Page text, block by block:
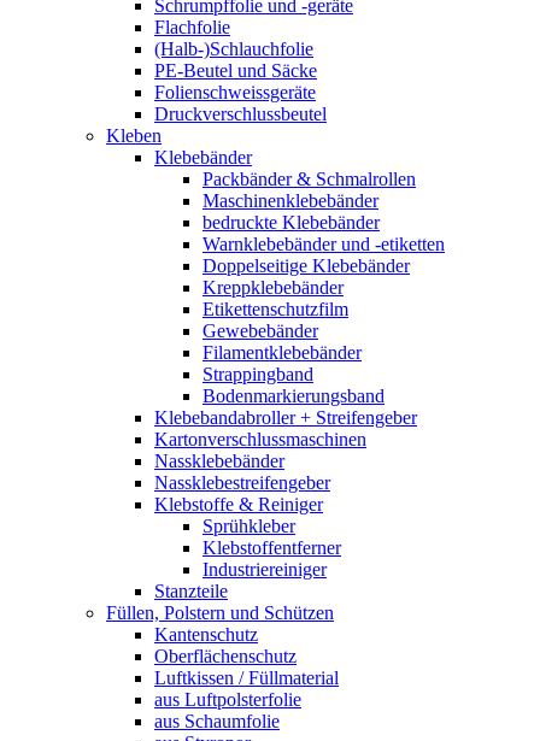
Schrumpffolie und -geräte
Flachfolie
(Halb-)Schlauchfolie
PE-Beutel und Säcke
Folienschweissgeräte
Druckverschlussbeutel
Kleben
Klebebänder
Packbänder & Schmalrollen
Maschinenklebebänder
bedruckte Klebebänder
Warnklebebänder und -etiketten
Doppelseitige Klebebänder
Kreppklebebänder
Etikettenschutzfilm
Gewebebänder
Filamentklebebänder
Strappingband
Bodenmarkierungsband
Klebebandabroller + Streifengeber
Kartonverschlussmaschinen
Nassklebebänder
Nassklebestreifengeber
Klebstoffe & Reiniger
Sprühkleber
Klebstoffentferner
Industriereiniger
Stanzteile
Füllen, Polstern und Schützen
Kantenschutz
Oberflächenschutz
Luftkissen / Füllmaterial
aus Luftpolsterfolie
aus Schaumfolie